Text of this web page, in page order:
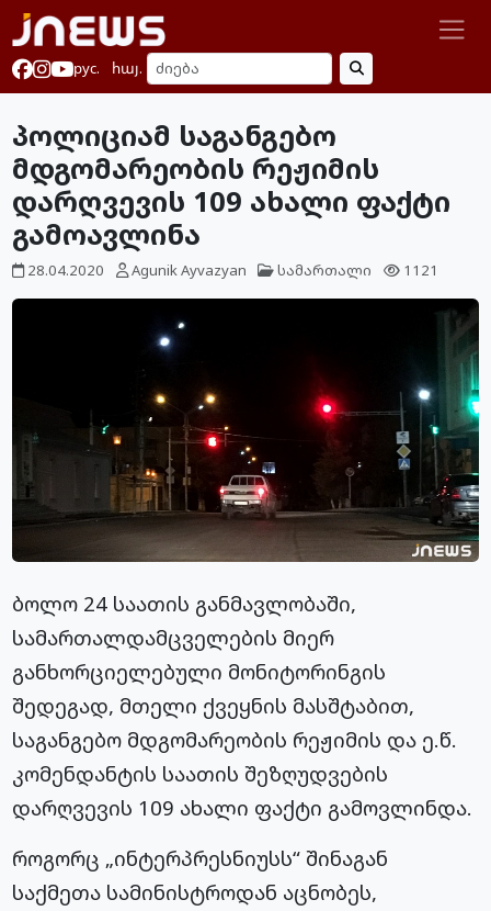
рус. հայ.
პოლიციამ საგანგებო
მდგომარეობის რეჟიმის
დარღვევის 109 ახალი ფაქტი
გამოავლინა
28.04.2020 Agunik Ayvazyan სამართალი 1121
ბოლო 24 საათის განმავლობაში,
სამართალდამცველების მიერ
განხორციელებული მონიტორინგის
შედეგად, მთელი ქვეყნის მასშტაბით,
საგანგებო მდგომარეობის რეჟიმის და ე.წ.
კომენდანტის საათის შეზღუდვების
დარღვევის 109 ახალი ფაქტი გამოვლინდა.
როგორც „ინტერპრესნიუსს“ შინაგან
საქმეთა სამინისტროდან აცნობეს,